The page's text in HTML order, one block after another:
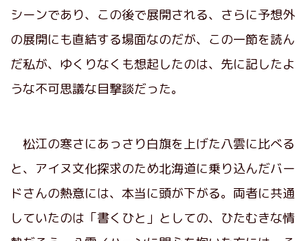
シーンであり、この後で展開される、さらに予想外
の展開にも直結する場面なのだが、この一節を読ん
だ私が、ゆくりなくも想起したのは、先に記したよ
うな不可思議な目撃談だった。
松江の寒さにあっさり白旗を上げた八雲に比べる
と、アイヌ文化探求のため北海道に乗り込んだバー
ドさんの熱意には、本当に頭が下がる。両者に共通
していたのは「書くひと」としての、ひたむきな情